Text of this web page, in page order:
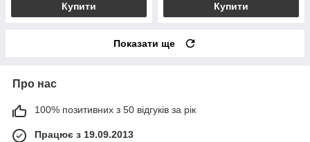
Купити Купити
Показати ще
Про нас
100% позитивних з 50 відгуків за рік
Працює з 19.09.2013